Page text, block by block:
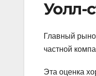
Уолл-
Главный
частной
Эта оценка